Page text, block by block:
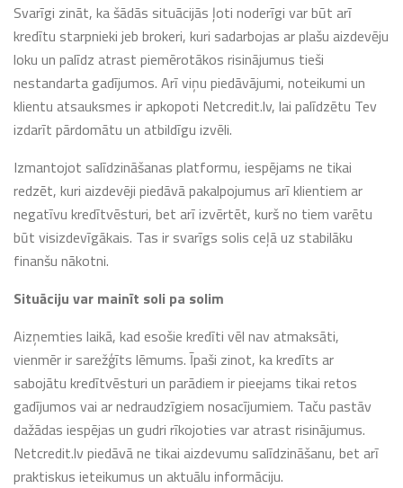
Svarīgi zināt, ka šādās situācijās ļoti noderīgi var būt arī
kredītu starpnieki jeb brokeri, kuri sadarbojas ar plašu aizdevēju
loku un palīdz atrast piemērotākos risinājumus tieši
nestandarta gadījumos. Arī viņu piedāvājumi, noteikumi un
klientu atsauksmes ir apkopoti Netcredit.lv, lai palīdzētu Tev
izdarīt pārdomātu un atbildīgu izvēli.
Izmantojot salīdzināšanas platformu, iespējams ne tikai
redzēt, kuri aizdevēji piedāvā pakalpojumus arī klientiem ar
negatīvu kredītvēsturi, bet arī izvērtēt, kurš no tiem varētu
būt visizdevīgākais. Tas ir svarīgs solis ceļā uz stabilāku
finanšu nākotni.
Situāciju var mainīt soli pa solim
Aizņemties laikā, kad esošie kredīti vēl nav atmaksāti,
vienmēr ir sarežģīts lēmums. Īpaši zinot, ka kredīts ar
sabojātu kredītvēsturi un parādiem ir pieejams tikai retos
gadījumos vai ar nedraudzīgiem nosacījumiem. Taču pastāv
dažādas iespējas un gudri rīkojoties var atrast risinājumus.
Netcredit.lv piedāvā ne tikai aizdevumu salīdzināšanu, bet arī
praktiskus ieteikumus un aktuālu informāciju.